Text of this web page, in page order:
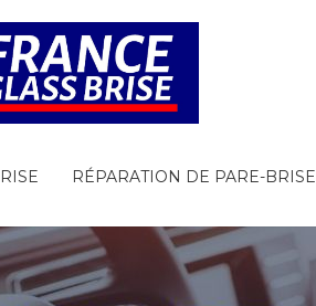
RÉPARATION DE PARE-BRISE